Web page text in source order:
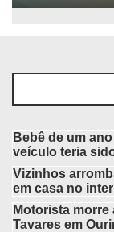
Bebê de um
veículo teria
Vizinhos
em casa no
Motorista
Tavares em